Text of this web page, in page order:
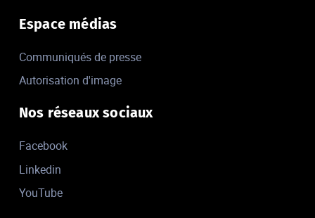
Espace médias
Communiqués de presse
Autorisation d'image
Nos réseaux sociaux
Facebook
Linkedin
YouTube